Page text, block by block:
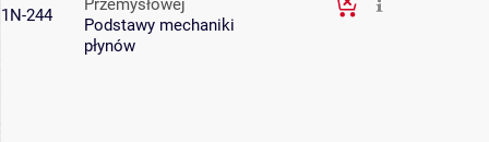
1N-244
Przemysłowej
Podstawy mechaniki
płynów